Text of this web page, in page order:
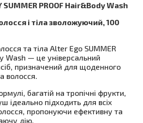
SUMMER PROOF Hair&Body Wash
і тіла зволожуючий, 100
та тіла Alter Ego SUMMER
Wash — це універсальний
призначений для щоденного
волосся.
багатій на тропічні фрукти,
ідеально підходить для всіх
пропонуючи ефективну та
дію.